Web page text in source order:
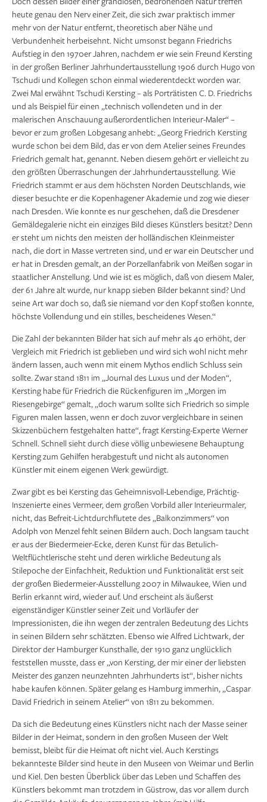
heute genau den Nerv einer Zeit, die sich zwar praktisch immer
mehr von der Natur entfernt, theoretisch aber Nähe und
Verbundenheit herbeisehnt. Nicht umsonst begann Friedrichs
Aufstieg in den 1970er Jahren, nachdem er wie sein Freund Kersting
in der großen Berliner Jahrhundertausstellung 1906 durch Hugo von
Tschudi und Kollegen schon einmal wiederentdeckt worden war.
Zwei Mal erwähnt Tschudi Kersting – als Porträtisten C. D. Friedrichs
und als Beispiel für einen „technisch vollendeten und in der
malerischen Anschauung außerordentlichen Interieur-Maler“ –
bevor er zum großen Lobgesang anhebt: „Georg Friedrich Kersting
wurde schon bei dem Bild, das er von dem Atelier seines Freundes
Friedrich gemalt hat, genannt. Neben diesem gehört er vielleicht zu
den größten Überraschungen der Jahrhundertausstellung. Wie
Friedrich stammt er aus dem höchsten Norden Deutschlands, wie
dieser besuchte er die Kopenhagener Akademie und zog wie dieser
nach Dresden. Wie konnte es nur geschehen, daß die Dresdener
Gemäldegalerie nicht ein einziges Bild dieses Künstlers besitzt? Denn
er steht um nichts den meisten der holländischen Kleinmeister
nach, die dort in Masse vertreten sind, und er war ein Deutscher und
er hat in Dresden gemalt, an der Porzellanfabrik von Meißen sogar in
staatlicher Anstellung. Und wie ist es möglich, daß von diesem Maler,
der 61 Jahre alt wurde, nur knapp sieben Bilder bekannt sind? Und
seine Art war doch so, daß sie niemand vor den Kopf stoßen konnte,
höchste Vollendung und ein stilles, bescheidenes Wesen.“
Die Zahl der bekannten Bilder hat sich auf mehr als 40 erhöht, der
Vergleich mit Friedrich ist geblieben und wird sich wohl nicht mehr
ändern lassen, auch wenn mit einem Mythos endlich Schluss sein
sollte. Zwar stand 1811 im „Journal des Luxus und der Moden“,
Kersting habe für Friedrich die Rückenfiguren im „Morgen im
Riesengebirge“ gemalt, „doch warum sollte sich Friedrich so simple
Figuren malen lassen, wenn er doch zuvor vergleichbare in seinen
Skizzenbüchern festgehalten hatte“, fragt Kersting-Experte Werner
Schnell. Schnell sieht durch diese völlig unbewiesene Behauptung
Kersting zum Gehilfen herabgestuft und nicht als autonomen
Künstler mit einem eigenen Werk gewürdigt.
Zwar gibt es bei Kersting das Geheimnisvoll-Lebendige, Prächtig-
Inszenierte eines Vermeer, dem großen Vorbild aller Interieurmaler,
nicht, das Befreit-Lichtdurchflutete des „Balkonzimmers“ von
Adolph von Menzel fehlt seinen Bildern auch. Doch langsam taucht
er aus der Biedermeier-Ecke, deren Kunst für das Betulich-
Weltflüchtlerische steht und deren wirkliche Bedeutung als
Stilepoche der Einfachheit, Reduktion und Funktionalität erst seit
der großen Biedermeier-Ausstellung 2007 in Milwaukee, Wien und
Berlin erkannt wird, wieder auf. Und erscheint als äußerst
eigenständiger Künstler seiner Zeit und Vorläufer der
Impressionisten, die ihn wegen der zentralen Bedeutung des Lichts
in seinen Bildern sehr schätzten. Ebenso wie Alfred Lichtwark, der
Direktor der Hamburger Kunsthalle, der 1910 ganz unglücklich
feststellen musste, dass er „von Kersting, der mir einer der liebsten
Meister des ganzen neunzehnten Jahrhunderts ist“, bisher nichts
habe kaufen können. Später gelang es Hamburg immerhin, „Caspar
David Friedrich in seinem Atelier“ von 1811 zu bekommen.
Da sich die Bedeutung eines Künstlers nicht nach der Masse seiner
Bilder in der Heimat, sondern in den großen Museen der Welt
bemisst, bleibt für die Heimat oft nicht viel. Auch Kerstings
bekannteste Bilder sind heute in den Museen von Weimar und Berlin
und Kiel. Den besten Überblick über das Leben und Schaffen des
Künstlers bekommt man trotzdem in Güstrow, das vor allem durch